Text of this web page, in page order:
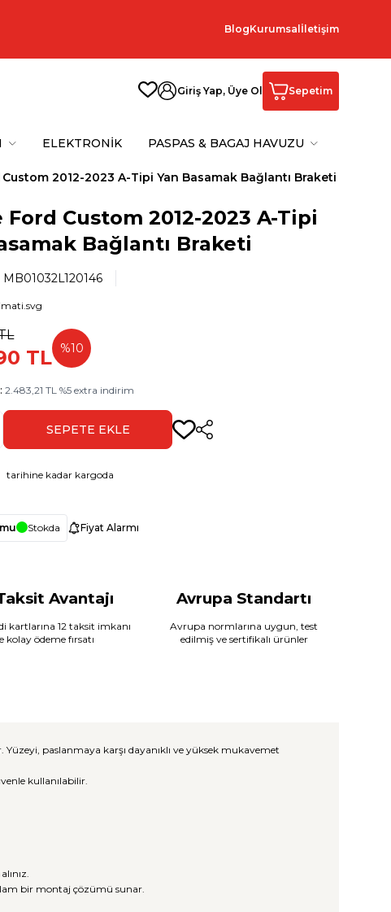
BlogKurumsal İletişim
Giriş Yap, Üye Ol Sepetim
ELEKTRONİK PASPAS & BAGAJ HAVUZU
2012-2023 A-Tipi Yan Basamak Bağlantı Braketi
Custom 2012-2023 A-Tipi
Bağlantı Braketi
MB01032L120146
TL %10
:2.483,21 TL%5 extra indirim
SEPETE EKLE Paylaş
tarihine kadar kargoda
Stokda Fiyat Alarmı
Avantajı
kartlarına 12 taksit imkanı
kolay ödeme fırsatı
Avrupa Standartı
Avrupa normlarına uygun, test
edilmiş ve sertifikalı ürünler
paslanmaya karşı dayanıklı ve yüksek mukavemet
kullanılabilir.
bir montaj çözümü sunar.